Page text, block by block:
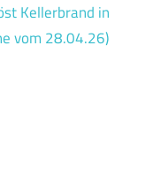
Kellerbrand in
vom 28.04.26)